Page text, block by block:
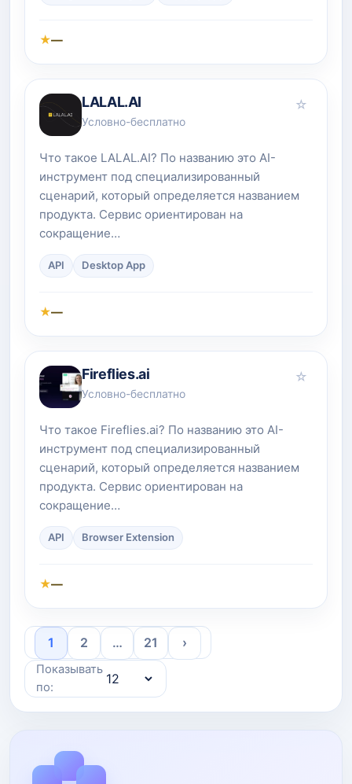
★—
LALAL.AI
Условно-бесплатно
☆
Что такое LALAL.AI? По названию это AI-
инструмент под специализированный
сценарий, который определяется названием
продукта. Сервис ориентирован на
сокращение…
API Desktop App
★—
Fireflies.ai
Условно-бесплатно
☆
Что такое Fireflies.ai? По названию это AI-
инструмент под специализированный
сценарий, который определяется названием
продукта. Сервис ориентирован на
сокращение…
API Browser Extension
★—
1 2 … 21 ›
Показывать
по: